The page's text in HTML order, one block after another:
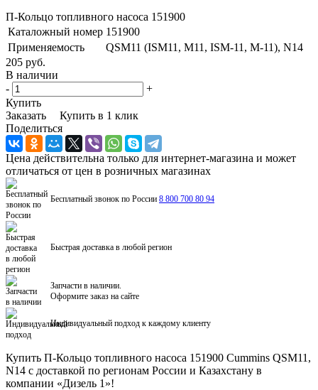
П-Кольцо топливного насоса 151900
Каталожный номер 151900
Применяемость
QSM11 (ISM11, M11, ISM-11, M-11), N14
205 руб.
В наличии
-
+
Купить
Заказать
Купить в 1 клик
Поделиться
Цена действительна только для интернет-магазина и может
отличаться от цен в розничных магазинах
Бесплатный звонок по России 8 800 700 80 94
Быстрая доставка в любой регион
Запчасти в наличии.
Оформите заказ на сайте
Индивидуальный подход к каждому клиенту
Купить П-Кольцо топливного насоса 151900 Cummins QSM11,
N14 с доставкой по регионам России и Казахстану в
компании «Дизель 1»!